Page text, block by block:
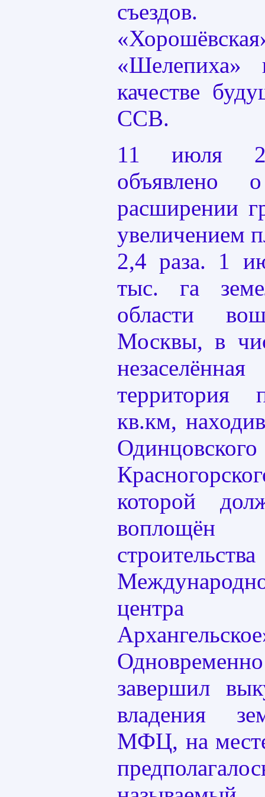
«Шелепиха»
качестве
ССВ.
11 июля
объявлено
расширении
увеличением
2,4 раза. 1
тыс. га
области
Москвы, в
территория
кв.км,
которой
строительства
центра
завершил
владения
МФЦ, на